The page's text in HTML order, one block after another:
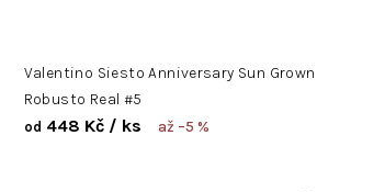
Valentino Siesto Anniversary Sun Grown
Robusto Real #5
od 448 Kč / ks až –5 %